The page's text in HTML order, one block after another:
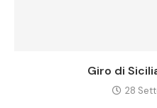
Giro di
28